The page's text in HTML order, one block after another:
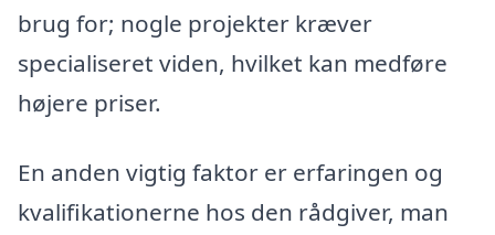
brug for; nogle projekter kræver
specialiseret viden, hvilket kan medføre
højere priser.
En anden vigtig faktor er erfaringen og
kvalifikationerne hos den rådgiver, man